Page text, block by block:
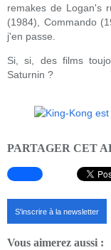
remakes de Logan's
(1984), Commando
j'en passe.
Si, si, des films
Saturnin ?
PARTAGER CET
S'inscrire à la newsletter
Vous aimerez aussi :